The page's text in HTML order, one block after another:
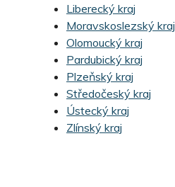
Liberecký kraj
Moravskoslezský kraj
Olomoucký kraj
Pardubický kraj
Plzeňský kraj
Středočeský kraj
Ústecký kraj
Zlínský kraj